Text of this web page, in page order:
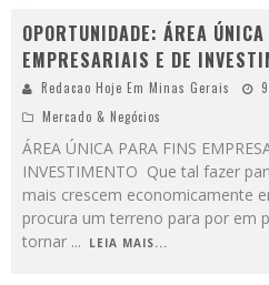
OPORTUNIDADE: ÁREA
EMPRESARIAIS E DE
Redacao Hoje Em Minas Gerais
Mercado & Negócios
ÁREA ÚNICA PARA FINS
INVESTIMENTO Que tal fazer
mais crescem economicamente
procura um terreno para por em
tornar ... LEIA MAIS...